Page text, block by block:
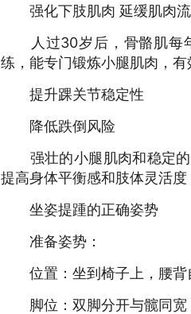
强化下肢肌肉 延缓肌肉
人过30岁后，骨骼肌每年
练，能专门锻炼小腿肌肉，有
提升踝关节稳定性
降低跌倒风险
强壮的小腿肌肉和稳定的
提高身体平衡感和肢体灵活度
坐姿提踵的正确姿势
准备姿势：
位置：坐到椅子上，腰背
脚位：双脚分开与髋同宽，